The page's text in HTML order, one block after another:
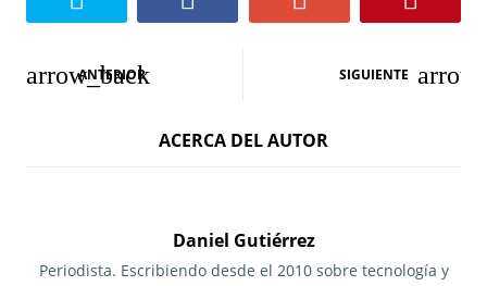
N
a
ANTERIOR SIGUIENTE
ACERCA DEL AUTOR
Daniel Gutiérrez
Periodista. Escribiendo desde el 2010 sobre tecnología y